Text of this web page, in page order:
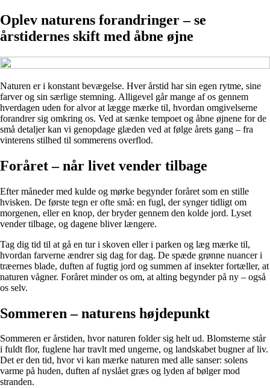
Oplev naturens forandringer – se
årstidernes skift med åbne øjne
Naturen er i konstant bevægelse. Hver årstid har sin egen rytme, sine
farver og sin særlige stemning. Alligevel går mange af os gennem
hverdagen uden for alvor at lægge mærke til, hvordan omgivelserne
forandrer sig omkring os. Ved at sænke tempoet og åbne øjnene for de
små detaljer kan vi genopdage glæden ved at følge årets gang – fra
vinterens stilhed til sommerens overflod.
Foråret – når livet vender tilbage
Efter måneder med kulde og mørke begynder foråret som en stille
hvisken. De første tegn er ofte små: en fugl, der synger tidligt om
morgenen, eller en knop, der bryder gennem den kolde jord. Lyset
vender tilbage, og dagene bliver længere.
Tag dig tid til at gå en tur i skoven eller i parken og læg mærke til,
hvordan farverne ændrer sig dag for dag. De spæde grønne nuancer i
træernes blade, duften af fugtig jord og summen af insekter fortæller, at
naturen vågner. Foråret minder os om, at alting begynder på ny – også
os selv.
Sommeren – naturens højdepunkt
Sommeren er årstiden, hvor naturen folder sig helt ud. Blomsterne står
i fuldt flor, fuglene har travlt med ungerne, og landskabet bugner af liv.
Det er den tid, hvor vi kan mærke naturen med alle sanser: solens
varme på huden, duften af nyslået græs og lyden af bølger mod
stranden.